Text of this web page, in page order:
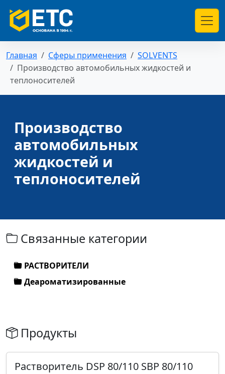
Главная Сферы применения
SOLVENTS
Производство автомобильных жидкостей и
теплоносителей
Производство
автомобильных
жидкостей и
теплоносителей
Связанные категории
РАСТВОРИТЕЛИ
Деароматизированные
Продукты
Растворитель DSP 80/110 SBP 80/110